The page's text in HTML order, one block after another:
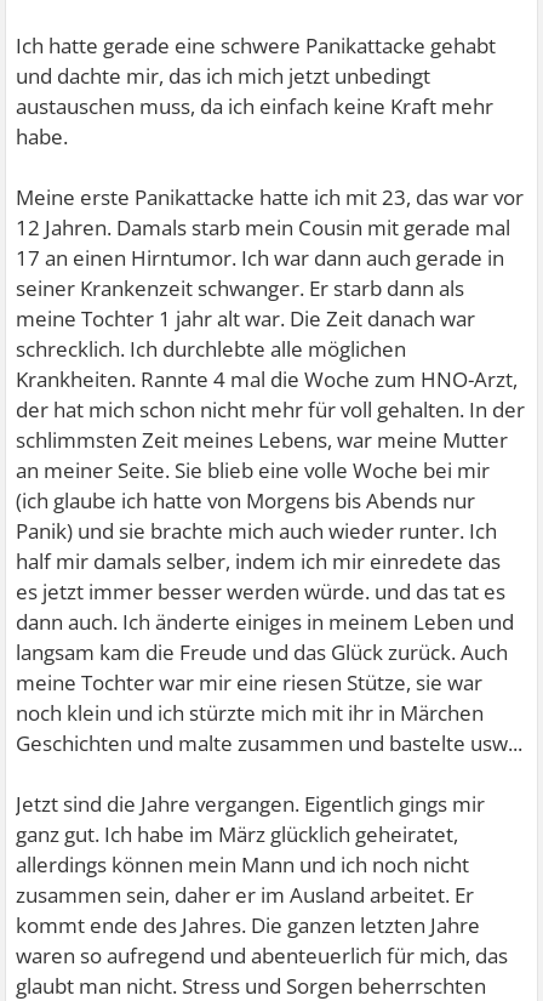
Ich hatte gerade eine schwere Panikattacke gehabt
und dachte mir, das ich mich jetzt unbedingt
austauschen muss, da ich einfach keine Kraft mehr
habe.
Meine erste Panikattacke hatte ich mit 23, das war vor
12 Jahren. Damals starb mein Cousin mit gerade mal
17 an einen Hirntumor. Ich war dann auch gerade in
seiner Krankenzeit schwanger. Er starb dann als
meine Tochter 1 jahr alt war. Die Zeit danach war
schrecklich. Ich durchlebte alle möglichen
Krankheiten. Rannte 4 mal die Woche zum HNO-Arzt,
der hat mich schon nicht mehr für voll gehalten. In der
schlimmsten Zeit meines Lebens, war meine Mutter
an meiner Seite. Sie blieb eine volle Woche bei mir
(ich glaube ich hatte von Morgens bis Abends nur
Panik) und sie brachte mich auch wieder runter. Ich
half mir damals selber, indem ich mir einredete das
es jetzt immer besser werden würde. und das tat es
dann auch. Ich änderte einiges in meinem Leben und
langsam kam die Freude und das Glück zurück. Auch
meine Tochter war mir eine riesen Stütze, sie war
noch klein und ich stürzte mich mit ihr in Märchen
Geschichten und malte zusammen und bastelte usw...
Jetzt sind die Jahre vergangen. Eigentlich gings mir
ganz gut. Ich habe im März glücklich geheiratet,
allerdings können mein Mann und ich noch nicht
zusammen sein, daher er im Ausland arbeitet. Er
kommt ende des Jahres. Die ganzen letzten Jahre
waren so aufregend und abenteuerlich für mich, das
glaubt man nicht. Stress und Sorgen beherrschten